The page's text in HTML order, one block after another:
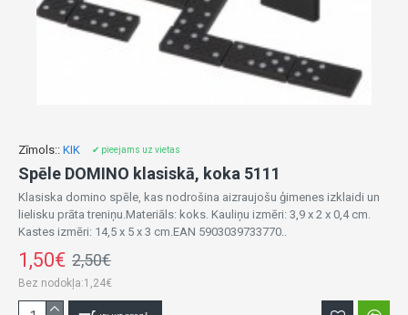
Zīmols:: KIK ✔ pieejams uz vietas
Spēle DOMINO klasiskā, koka 5111
Klasiska domino spēle, kas nodrošina aizraujošu ģimenes izklaidi un
lielisku prāta treniņu.Materiāls: koks. Kauliņu izmēri: 3,9 x 2 x 0,4 cm.
Kastes izmēri: 14,5 x 5 x 3 cm.EAN 5903039733770..
1,50€ 2,50€
Bez nodokļa:1,24€